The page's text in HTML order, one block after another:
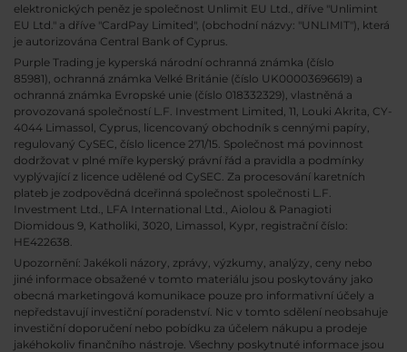
elektronických peněz je společnost Unlimit EU Ltd., dříve "Unlimint
EU Ltd." a dříve "CardPay Limited", (obchodní názvy: "UNLIMIT"), která
je autorizována Central Bank of Cyprus.
Purple Trading je kyperská národní ochranná známka (číslo
85981), ochranná známka Velké Británie (číslo UK00003696619) a
ochranná známka Evropské unie (číslo 018332329), vlastněná a
provozovaná společností L.F. Investment Limited, 11, Louki Akrita, CY-
4044 Limassol, Cyprus, licencovaný obchodník s cennými papíry,
regulovaný CySEC, číslo licence 271/15. Společnost má povinnost
dodržovat v plné míře kyperský právní řád a pravidla a podmínky
vyplývající z licence udělené od CySEC. Za procesování karetních
plateb je zodpovědná dceřinná společnost společnosti L.F.
Investment Ltd., LFA International Ltd., Aiolou & Panagioti
Diomidous 9, Katholiki, 3020, Limassol, Kypr, registrační číslo:
HE422638.
Upozornění: Jakékoli názory, zprávy, výzkumy, analýzy, ceny nebo
jiné informace obsažené v tomto materiálu jsou poskytovány jako
obecná marketingová komunikace pouze pro informativní účely a
nepředstavují investiční poradenství. Nic v tomto sdělení neobsahuje
investiční doporučení nebo pobídku za účelem nákupu a prodeje
jakéhokoliv finančního nástroje. Všechny poskytnuté informace jsou